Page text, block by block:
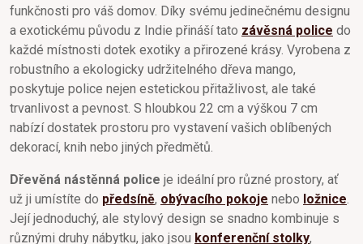
funkčnosti pro váš domov. Díky svému jedinečnému designu
a exotickému původu z Indie přináší tato závěsná police do
každé místnosti dotek exotiky a přirozené krásy. Vyrobena z
robustního a ekologicky udržitelného dřeva mango,
poskytuje police nejen estetickou přitažlivost, ale také
trvanlivost a pevnost. S hloubkou 22 cm a výškou 7 cm
nabízí dostatek prostoru pro vystavení vašich oblíbených
dekorací, knih nebo jiných předmětů.
Dřevěná nástěnná police je ideální pro různé prostory, ať
už ji umístíte do předsíně, obývacího pokoje nebo ložnice
Její jednoduchý, ale stylový design se snadno kombinuje s
různými druhy nábytku, jako jsou konferenční stolky,